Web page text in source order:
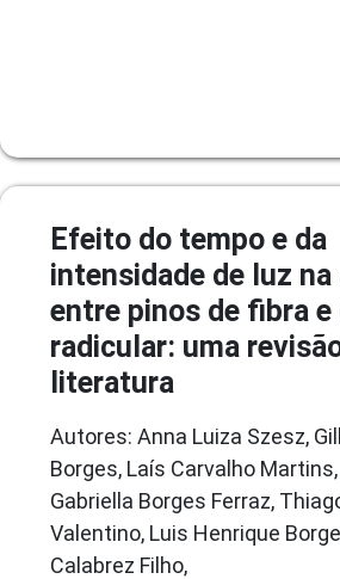
Efeito do tempo e da
intensidade de luz na
entre pinos de fibra
radicular: uma
literatura
Autores: Anna Luiza Szesz,
Borges, Laís Carvalho
Gabriella Borges Ferraz,
Valentino, Luis Henrique
Calabrez Filho,